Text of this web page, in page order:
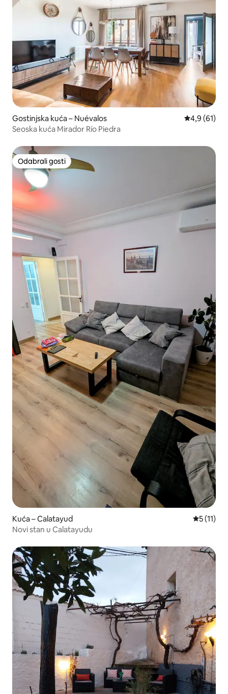
Gostinjska kuća – Nuévalos Prosječna
4,9 (61)
Seoska kuća Mirador Río Piedra
Odabrali gosti
Odabrali gosti
Kuća – Calatayud
5 (11)
Novi stan u Calatayudu